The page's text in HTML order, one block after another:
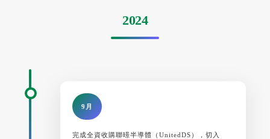
2024
9月
完成全資收購聯暻半導體（UnitedDS），切入